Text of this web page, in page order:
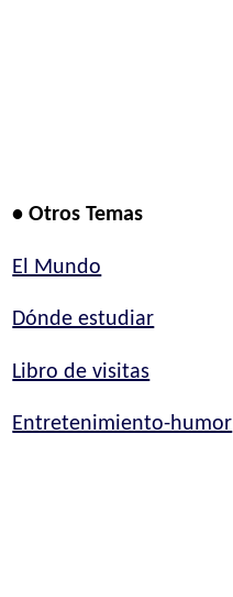
• Otros Temas
El Mundo
Dónde estudiar
Libro de visitas
Entretenimiento-humor